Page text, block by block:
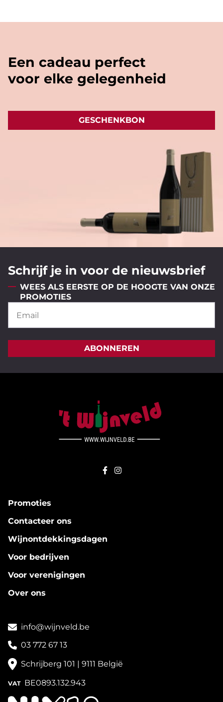
Een cadeau perfect
voor elke gelegenheid
GESCHENKBON
Schrijf je in voor de nieuwsbrief
WEES ALS EERSTE OP DE HOOGTE VAN ONZE
PROMOTIES
ABONNEREN
Promoties
Contacteer ons
Wijnontdekkingsdagen
Voor bedrijven
Voor verenigingen
Over ons
info@wijnveld.be
03 772 67 13
Schrijberg 101 | 9111 België
VAT BE0893.132.943